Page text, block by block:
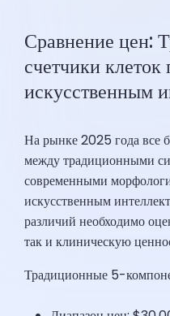
Сравнение цен:
счетчики клеток
искусственным
На рынке 2025 года все
между традиционными
современными
искусственным
различий необходимо
так и клиническую
Традиционные 5-